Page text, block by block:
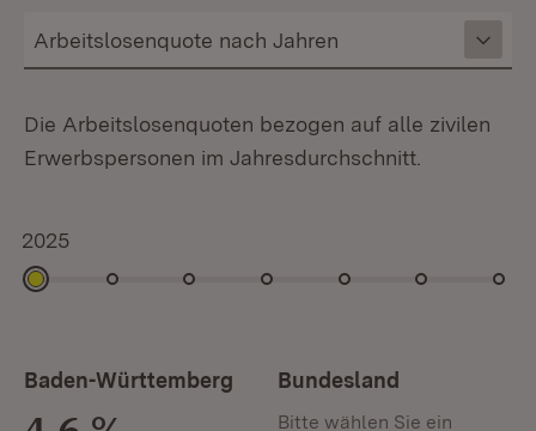
Die Arbeitslosenquoten bezogen auf alle zivilen
Erwerbspersonen im Jahresdurchschnitt.
Baden-Württemberg Bundesland
Bitte wählen Sie ein
2025